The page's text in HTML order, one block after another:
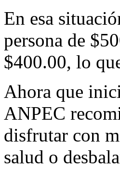
En esa
persona de
$400.00, lo
Ahora que
ANPEC
disfrutar con
salud o